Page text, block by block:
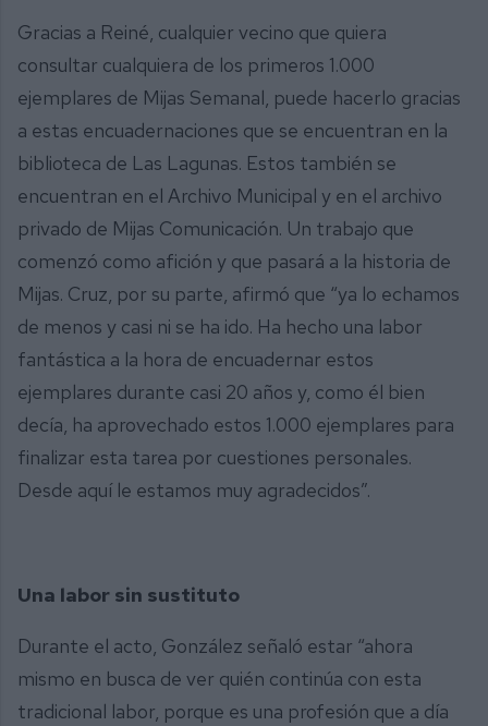
Gracias a Reiné, cualquier vecino que quiera
consultar cualquiera de los primeros 1.000
ejemplares de Mijas Semanal, puede hacerlo gracias
a estas encuadernaciones que se encuentran en la
biblioteca de Las Lagunas. Estos también se
encuentran en el Archivo Municipal y en el archivo
privado de Mijas Comunicación. Un trabajo que
comenzó como afición y que pasará a la historia de
Mijas. Cruz, por su parte, afirmó que “ya lo echamos
de menos y casi ni se ha ido. Ha hecho una labor
fantástica a la hora de encuadernar estos
ejemplares durante casi 20 años y, como él bien
decía, ha aprovechado estos 1.000 ejemplares para
finalizar esta tarea por cuestiones personales.
Desde aquí le estamos muy agradecidos”.
Una labor sin sustituto
Durante el acto, González señaló estar “ahora
mismo en busca de ver quién continúa con esta
tradicional labor, porque es una profesión que a día